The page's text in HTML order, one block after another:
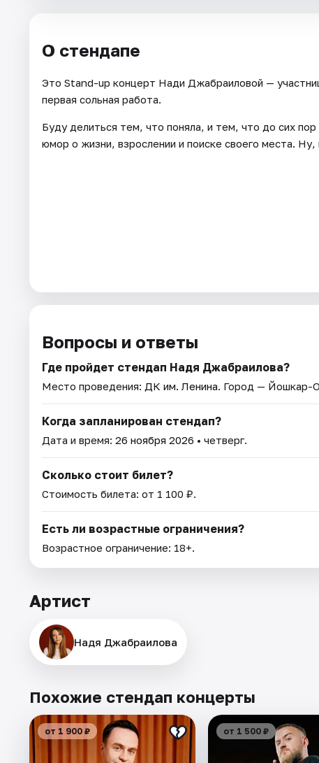
О стендапе
Это Stand-up концерт Нади Джабраиловой —
первая сольная работа.
Буду делиться тем, что поняла, и тем, что до сих
юмор о жизни, взрослении и поиске своего места.
Вопросы и ответы
Где пройдет стендап Надя Джабраилова?
Место проведения: ДК им. Ленина. Город — Йошкар-
Когда запланирован стендап?
Дата и время: 26 ноября 2026 • четверг.
Сколько стоит билет?
Стоимость билета: от 1 100 ₽.
Есть ли возрастные ограничения?
Возрастное ограничение: 18+.
Артист
Надя Джабраилова
Похожие стендап концерты
от 1 900 ₽ от 1 500 ₽